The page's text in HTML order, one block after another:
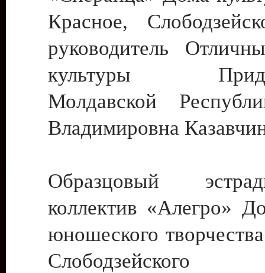
Красное,
руководитель
культуры
Молдавской
Владимировна
Образцовый
коллектив «Алегро»
юношеского